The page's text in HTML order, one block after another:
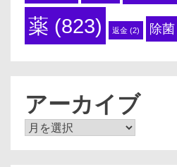
薬 (823) 返金 (2) 除菌
アーカイブ
ア